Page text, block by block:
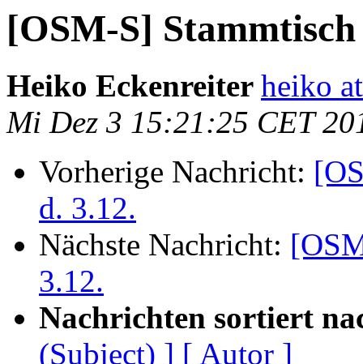
[OSM-S]
Heiko Eckenreiter heiko
Mi Dez 3 15:21:25 CET
Vorherige Nachricht:
d. 3.12.
Nächste Nachricht:
3.12.
Nachrichten sortiert
(Subject) ] [ Autor ]